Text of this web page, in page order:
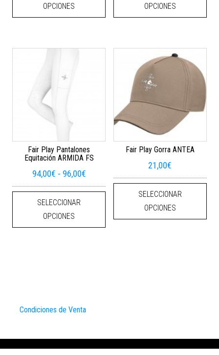
OPCIONES
OPCIONES
Fair Play Pantalones
Equitación ARMIDA FS
94,00€ - 96,00€Rango de precios: desde 94,00€
SELECCIONAR
OPCIONES
Este producto tiene múltiples
Fair Play Gorra ANTEA
21,00€
SELECCIONAR
OPCIONES
Condiciones de Venta